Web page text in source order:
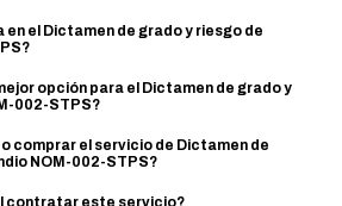
en el Dictamen de grado y riesgo de
opción para el Dictamen de grado y
002-STPS?
comprar el servicio de Dictamen de
NOM-002-STPS?
contratar este servicio?